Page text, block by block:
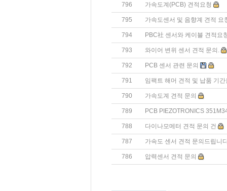
796 가속도계(PCB) 견적요청
795 가속도센서 및 음향계 견적 요
794 PBC社 센서와 케이블 견적요
793 와이어 변위 센서 견적 문의.
792 PCB 센서 관련 문의
791 임팩트 해머 견적 및 납품 기
790 가속도계 견적 문의
789 PCB PIEZOTRONICS
788 다이나모메터 견적 문의 건
787 가속도 센서 견적 문의드립니
786 압력센서 견적 문의